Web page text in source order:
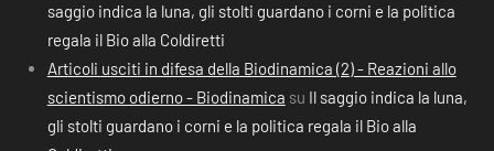
saggio indica la luna, gli stolti guardano i corni e la politica
regala il Bio alla Coldiretti
Articoli usciti in difesa della Biodinamica (2) - Reazioni allo
scientismo odierno - Biodinamica su Il saggio indica la luna,
gli stolti guardano i corni e la politica regala il Bio alla